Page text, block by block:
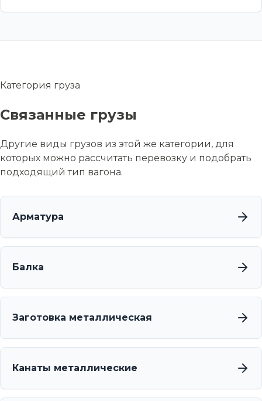
Категория груза
Связанные грузы
Другие виды грузов из этой же категории, для
которых можно рассчитать перевозку и подобрать
подходящий тип вагона.
Арматура
Балка
Заготовка металлическая
Канаты металлические